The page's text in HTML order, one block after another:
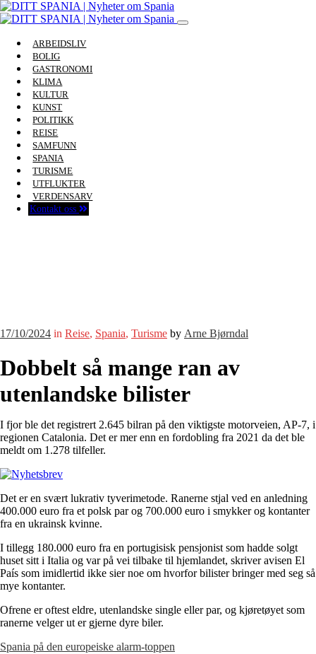
ARBEIDSLIV
BOLIG
GASTRONOMI
KLIMA
KULTUR
KUNST
POLITIKK
REISE
SAMFUNN
SPANIA
TURISME
UTFLUKTER
VERDENSARV
Kontakt oss
17/10/2024 in Reise, Spania, Turisme by Arne Bjørndal
Dobbelt så mange ran av
utenlandske bilister
I fjor ble det registrert 2.645 bilran på den viktigste motorveien, AP-7, i
regionen Catalonia. Det er mer enn en fordobling fra 2021 da det ble
meldt om 1.278 tilfeller.
Det er en svært lukrativ tyverimetode. Ranerne stjal ved en anledning
400.000 euro fra et polsk par og 700.000 euro i smykker og kontanter
fra en ukrainsk kvinne.
I tillegg 180.000 euro fra en portugisisk pensjonist som hadde solgt
huset sitt i Italia og var på vei tilbake til hjemlandet, skriver avisen El
País som imidlertid ikke sier noe om hvorfor bilister bringer med seg så
mye kontanter.
Ofrene er oftest eldre, utenlandske single eller par, og kjøretøyet som
ranerne velger ut er gjerne dyre biler.
Spania på den europeiske alarm-toppen